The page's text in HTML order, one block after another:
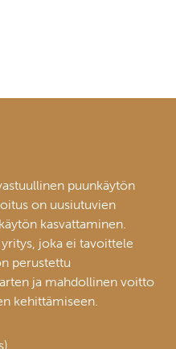
puunkäytön
on uusiutuvien
kasvattaminen.
joka ei tavoittele
perustettu
ja mahdollinen voitto
kehittämiseen.